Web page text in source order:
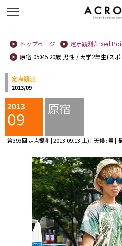
トップページ
定点観測/Fixed
原宿 05045 20歳 男性 / 大学2年生(スポ
定点観測
2013/09
2013
09 原宿
第393回 定点観測 | 2013.09.13(土) | 天候 : 曇